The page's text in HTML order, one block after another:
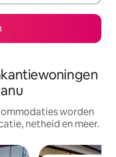
worden
netheid en meer.